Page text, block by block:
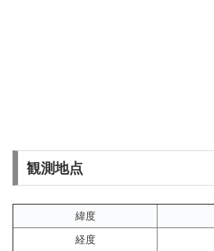
観測地点
緯度
経度